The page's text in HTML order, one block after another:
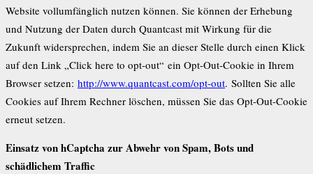
Website vollumfänglich nutzen können. Sie können der Erhebung
und Nutzung der Daten durch Quantcast mit Wirkung für die
Zukunft widersprechen, indem Sie an dieser Stelle durch einen Klick
auf den Link „Click here to opt-out“ ein Opt-Out-Cookie in Ihrem
Browser setzen: http://www.quantcast.com/opt-out. Sollten Sie alle
Cookies auf Ihrem Rechner löschen, müssen Sie das Opt-Out-Cookie
erneut setzen.
Einsatz von hCaptcha zur Abwehr von Spam, Bots und
schädlichem Traffic